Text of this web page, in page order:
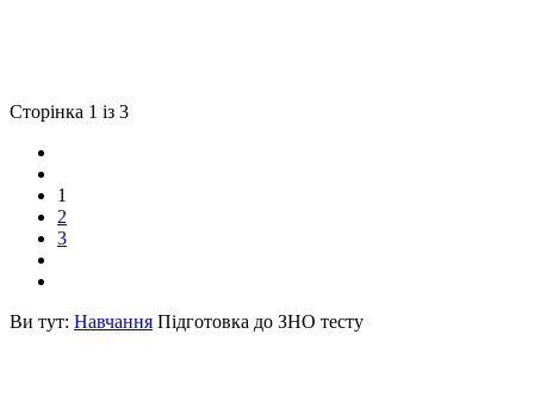
Сторінка 1 із 3
1
2
3
Ви тут: Навчання Підготовка до ЗНО тесту